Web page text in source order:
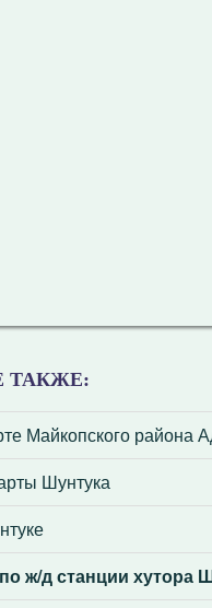
ТАКЖЕ:
Майкопского района
Шунтука
ж/д станции хутора